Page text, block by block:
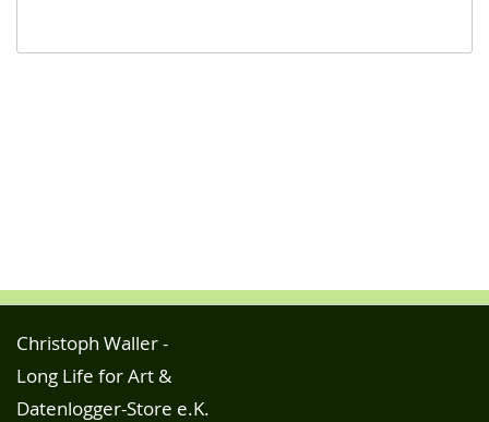
Christoph Waller -
Long Life for Art &
Datenlogger-Store e.K.